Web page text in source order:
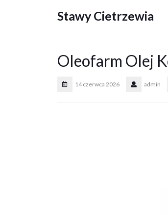
Stawy Cietrzewia
Oleofarm Olej
14 czerwca 2026 admin